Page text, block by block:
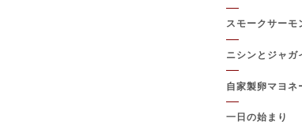
スモークサー
ニシンとジャガ
自家製卵マヨネ
一日の始まり